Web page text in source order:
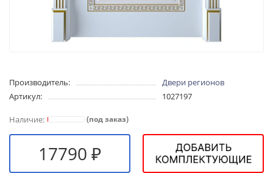
Производитель:
Двери регионов
Артикул:
1027197
(под заказ)
17790 ₽